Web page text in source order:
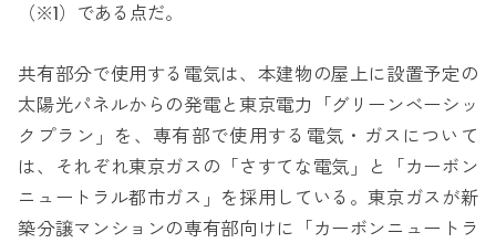
（※1）である点だ。
共有部分で使用する電気は、本建物の屋上に設置予定の
太陽光パネルからの発電と東京電力「グリーンベーシッ
クプラン」を、専有部で使用する電気・ガスについて
は、それぞれ東京ガスの「さすてな電気」と「カーボン
ニュートラル都市ガス」を採用している。東京ガスが新
築分譲マンションの専有部向けに「カーボンニュートラ